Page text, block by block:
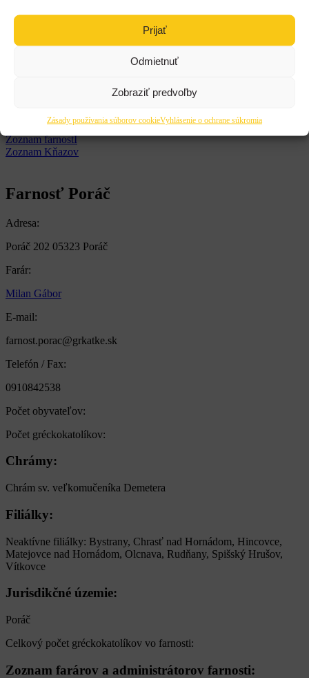
Prijať
Odmietnuť
Zobraziť predvoľby
Zásady používania súborov cookieVyhlásenie o ochrane súkromia
Zoznam farnostÍ
Zoznam Kňazov
Farnosť Poráč
Adresa:
Poráč 202 05323 Poráč
Farár:
Milan Gábor
E-mail:
farnost.porac@grkatke.sk
Telefón / Fax:
0910842538
Počet obyvateľov:
Počet gréckokatolíkov:
Chrámy:
Chrám sv. veľkomučeníka Demetera
Filiálky:
Neaktívne filiálky: Bystrany, Chrasť nad Hornádom, Hincovce,
Matejovce nad Hornádom, Olcnava, Rudňany, Spišský Hrušov,
Vítkovce
Jurisdikčné územie:
Poráč
Celkový počet gréckokatolíkov vo farnosti:
Zoznam farárov a administrátorov farnosti: